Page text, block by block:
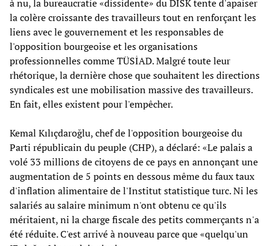
à nu, la bureaucratie «dissidente» du DİSK tente d'apaiser
la colère croissante des travailleurs tout en renforçant les
liens avec le gouvernement et les responsables de
l'opposition bourgeoise et les organisations
professionnelles comme TÜSİAD. Malgré toute leur
rhétorique, la dernière chose que souhaitent les directions
syndicales est une mobilisation massive des travailleurs.
En fait, elles existent pour l'empêcher.
Kemal Kılıçdaroğlu, chef de l'opposition bourgeoise du
Parti républicain du peuple (CHP), a déclaré: «Le palais a
volé 33 millions de citoyens de ce pays en annonçant une
augmentation de 5 points en dessous même du faux taux
d'inflation alimentaire de l'Institut statistique turc. Ni les
salariés au salaire minimum n'ont obtenu ce qu'ils
méritaient, ni la charge fiscale des petits commerçants n'a
été réduite. C'est arrivé à nouveau parce que «quelqu'un